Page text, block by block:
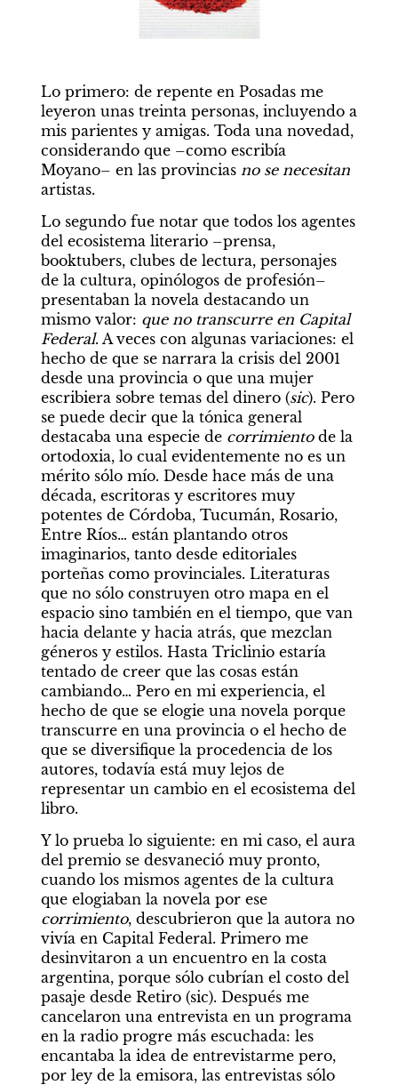
Lo primero: de repente en Posadas me
leyeron unas treinta personas, incluyendo a
mis parientes y amigas. Toda una novedad,
considerando que –como escribía
Moyano– en las provincias no se
necesitan
artistas.
Lo segundo fue notar que todos los agentes
del ecosistema literario –prensa,
booktubers, clubes de lectura, personajes
de la cultura, opinólogos de profesión–
presentaban la novela destacando un
mismo valor: que no transcurre en Capital
Federal. A veces con algunas variaciones: el
hecho de que se narrara la crisis del 2001
desde una provincia o que una mujer
escribiera sobre temas del dinero (sic). Pero
se puede decir que la tónica general
destacaba una especie de corrimiento de la
ortodoxia, lo cual evidentemente no es un
mérito sólo mío. Desde hace más de una
década, escritoras y escritores muy
potentes de Córdoba, Tucumán, Rosario,
Entre Ríos… están plantando otros
imaginarios, tanto desde editoriales
porteñas como provinciales. Literaturas
que no sólo construyen otro mapa en el
espacio sino también en el tiempo, que van
hacia delante y hacia atrás, que mezclan
géneros y estilos. Hasta Triclinio estaría
tentado de creer que las cosas están
cambiando… Pero en mi experiencia, el
hecho de que se elogie una novela porque
transcurre en una provincia o el hecho de
que se diversifique la procedencia de los
autores, todavía está muy lejos de
representar un cambio en el ecosistema del
libro.
Y lo prueba lo siguiente: en mi caso, el aura
del premio se desvaneció muy pronto,
cuando los mismos agentes de la cultura
que elogiaban la novela por ese
corrimiento, descubrieron que la autora no
vivía en Capital Federal. Primero me
desinvitaron a un encuentro en la costa
argentina, porque sólo cubrían el costo del
pasaje desde Retiro (sic). Después me
cancelaron una entrevista en un programa
en la radio progre más escuchada: les
encantaba la idea de entrevistarme pero,
por ley de la emisora, las entrevistas sólo